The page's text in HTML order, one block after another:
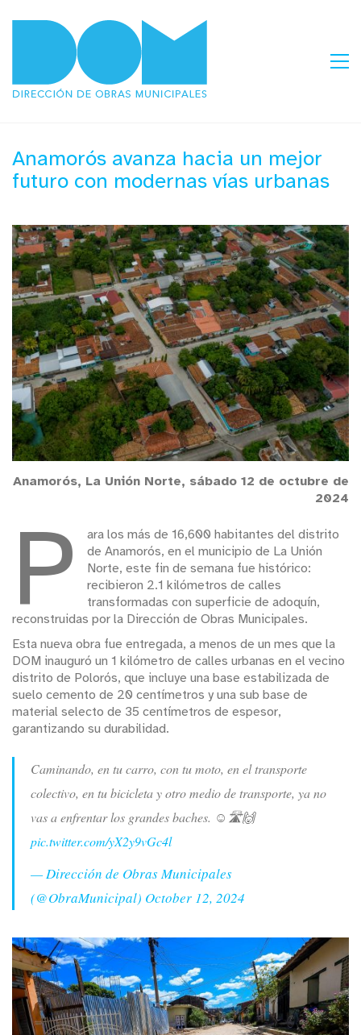
Anamorós avanza hacia un mejor
futuro con modernas vías urbanas
Anamorós, La Unión Norte, sábado 12 de octubre de
2024
P
ara los más de 16,600 habitantes del distrito
de Anamorós, en el municipio de La Unión
Norte, este fin de semana fue histórico:
recibieron 2.1 kilómetros de calles
transformadas con superficie de adoquín,
reconstruidas por la Dirección de Obras Municipales.
Esta nueva obra fue entregada, a menos de un mes que la
DOM inauguró un 1 kilómetro de calles urbanas en el vecino
distrito de Polorós, que incluye una base estabilizada de
suelo cemento de 20 centímetros y una sub base de
material selecto de 35 centímetros de espesor,
garantizando su durabilidad.
Caminando, en tu carro, con tu moto, en el transporte
colectivo, en tu bicicleta y otro medio de transporte, ya no
vas a enfrentar los grandes baches. ☺️🛣️🙌
pic.twitter.com/yX2y9vGc4l
— Dirección de Obras Municipales
(@ObraMunicipal) October 12, 2024